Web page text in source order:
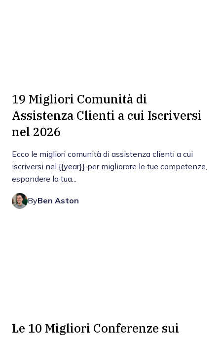
19 Migliori Comunità di
Assistenza Clienti a cui Iscriversi
nel 2026
Ecco le migliori comunità di assistenza clienti a cui
iscriversi nel {{year}} per migliorare le tue competenze,
espandere la tua...
ByBen Aston
Le 10 Migliori Conferenze sui